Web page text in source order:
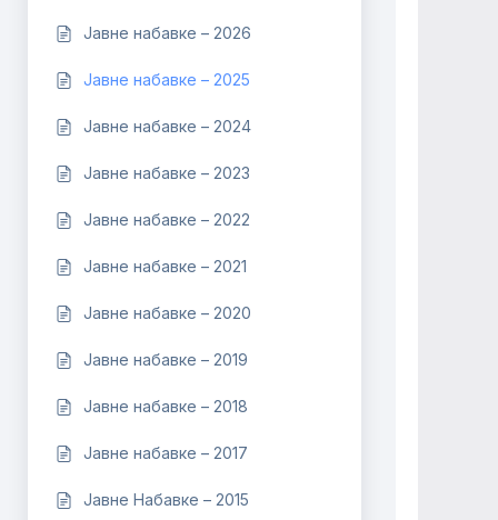
Јавне набавке – 2026
Јавне набавке – 2025
Јавне набавке – 2024
Јавне набавке – 2023
Јавне набавке – 2022
Јавне набавке – 2021
Јавне набавке – 2020
Јавне набавке – 2019
Јавне набавке – 2018
Јавне набавке – 2017
Јавне Набавке – 2015